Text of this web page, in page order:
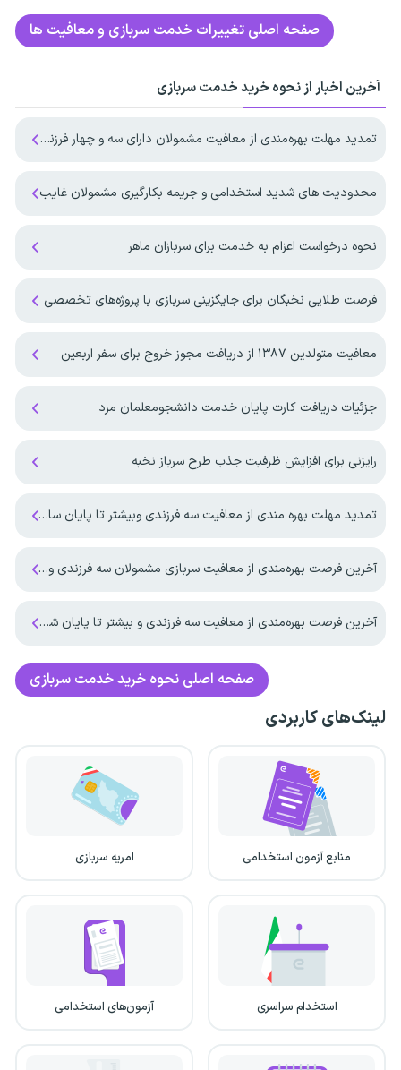
صفحه اصلی تغییرات خدمت سربازی و معافیت ها
آخرین اخبار از نحوه خرید خدمت سربازی
تمدید مهلت بهره‌مندی از معافیت مشمولان دارای سه و چهار فرزند تا پایان ۱۴۰۷
محدودیت های شدید استخدامی و جریمه بکارگیری مشمولان غایب
نحوه درخواست اعزام به خدمت برای سربازان ماهر
فرصت طلایی نخبگان برای جایگزینی سربازی با پروژه‌های تخصصی
معافیت متولدین ۱۳۸۷ از دریافت مجوز خروج برای سفر اربعین
جزئیات دریافت کارت پایان خدمت دانشجومعلمان مرد
رایزنی برای افزایش ظرفیت جذب طرح سرباز نخبه
تمدید مهلت بهره مندی از معافیت سه فرزندی وبیشتر تا پایان سال ۱۴۰۷ ‌
آخرین فرصت بهره‌مندی از معافیت سربازی مشمولان سه فرزندی و بیشتر تا پایان شهریور ماه ۱۴۰۵
آخرین فرصت بهره‌مندی از معافیت سه فرزندی و بیشتر تا پایان شهریورماه
صفحه اصلی نحوه خرید خدمت سربازی
لینک‌های کاربردی
منابع آزمون استخدامی امریه سربازی
استخدام سراسری آزمون‌های استخدامی